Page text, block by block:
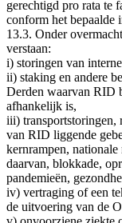
gerechtigd pro rata te
conform het bepaalde
13.3. Onder
verstaan:
i) storingen van
ii) staking en andere
Derden waarvan RID
afhankelijk is,
iii) transportstoringen,
van RID liggende
kernrampen, nationale
daarvan, blokkade,
pandemieën,
iv) vertraging of een
de uitvoering van de